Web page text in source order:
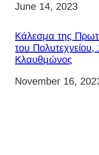
Ημερομηνία
June 14, 2023
Κάλεσμα της
του
Κλαυθμώνος
Ημερομηνία
November 16,